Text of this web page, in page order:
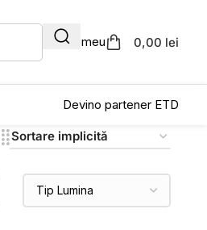
Contul meu 0,00 lei
Devino partener ETD